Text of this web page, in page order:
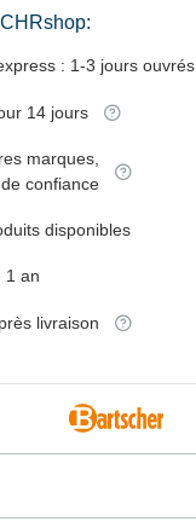
: 1-3 jours ouvrés
14 jours
marques,
confiance
disponibles
1 an
livraison